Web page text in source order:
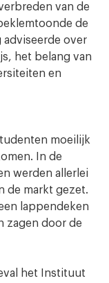
van de
de
adviseerde over
het belang van
en
moeilijk
In de
werden allerlei
de markt gezet.
lappendeken
zagen door de
het Instituut